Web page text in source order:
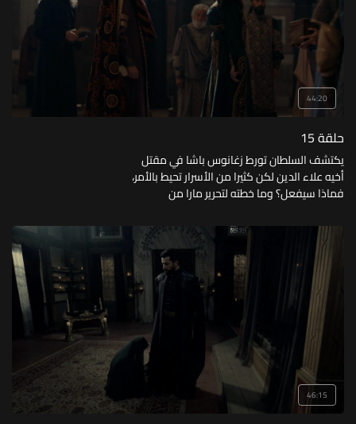
44:20
حلقة 15
يكتشف السلطان تورط زغانوس باشا في مقتل
أخيه علاء الدين لكن كثيرا من الأسرار تحيط بالأمر،
فماذا سيفعل؟ وما خطته لتحرير مارا من
46:15